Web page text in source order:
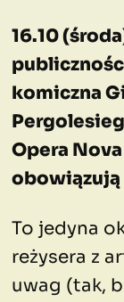
16.10
komiczna
Opera
To jedyna
reżysera z
uwag (tak,